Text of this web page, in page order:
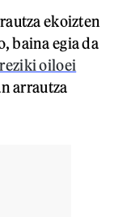
ekoizten
baina egia da
oiloei
arrautza